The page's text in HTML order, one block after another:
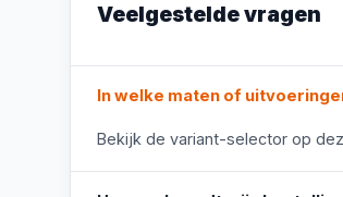
Veelgestelde vragen
In welke maten of
Bekijk de variant-selector op